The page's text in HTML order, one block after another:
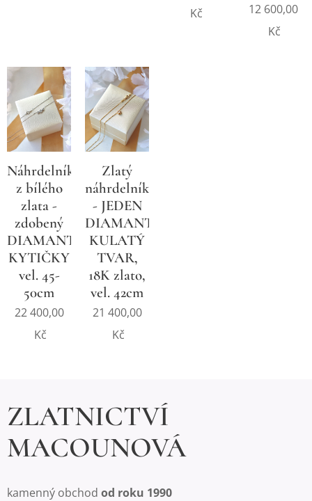
Kč
12 600,00
Kč
Náhrdelník
z bílého
zlata -
zdobený
DIAMANTY,
KYTIČKY
vel. 45-
50cm
22 400,00
Kč
Zlatý
náhrdelník
- JEDEN
DIAMANT,
KULATÝ
TVAR,
18K zlato,
vel. 42cm
21 400,00
Kč
ZLATNICTVÍ
MACOUNOVÁ
kamenný obchod od roku 1990